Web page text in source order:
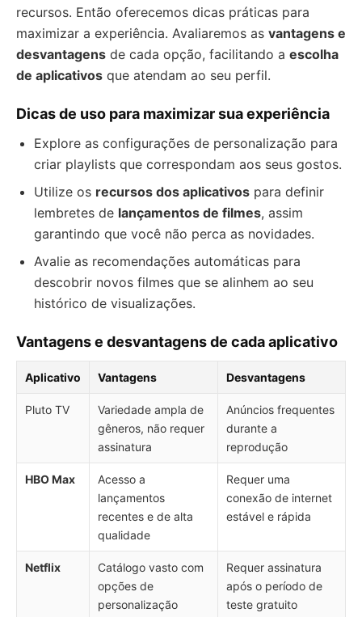
recursos. Então oferecemos dicas práticas para
maximizar a experiência. Avaliaremos as vantagens e
desvantagens de cada opção, facilitando a escolha
de aplicativos que atendam ao seu perfil.
Dicas de uso para maximizar sua experiência
Explore as configurações de personalização para
criar playlists que correspondam aos seus gostos.
Utilize os recursos dos aplicativos para definir
lembretes de lançamentos de filmes, assim
garantindo que você não perca as novidades.
Avalie as recomendações automáticas para
descobrir novos filmes que se alinhem ao seu
histórico de visualizações.
Vantagens e desvantagens de cada aplicativo
Aplicativo Vantagens Desvantagens
Pluto TV
Variedade ampla de
gêneros, não requer
assinatura
Anúncios frequentes
durante a
reprodução
HBO Max
Acesso a
lançamentos
recentes e de alta
qualidade
Requer uma
conexão de internet
estável e rápida
Netflix
Catálogo vasto com
opções de
personalização
Requer assinatura
após o período de
teste gratuito